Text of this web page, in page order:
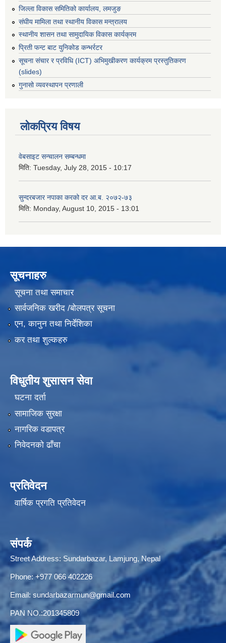
जिल्ला विकास समितिको कार्यालय, लमजुङ
संघीय मामिला तथा स्थानीय विकास मन्त्रालय
स्थानीय शासन तथा सामुदायिक विकास कार्यक्रम
प्रिती फन्ट बाट युनिकोड कन्भर्रटर
सूचना संचार र प्रविधि (ICT) अभिमुखीकरण कार्यक्रम प्रस्तुतिकरण
(slides)
गुनासो व्यवस्थापन प्रणाली
लोकप्रिय विषय
वेबसाइट सन्चालन सम्बन्धमा
मिति: Tuesday, July 28, 2015 - 10:17
सुन्दरबजार नपाका करको दर आ.ब. २०७२-७३
मिति: Monday, August 10, 2015 - 13:01
सूचनाहरु
सूचना तथा समाचार
सार्वजनिक खरीद /बोलपत्र सूचना
एन, कानुन तथा निर्देशिका
कर तथा शुल्कहरु
विधुतीय शुसासन सेवा
घटना दर्ता
सामाजिक सुरक्षा
नागरिक वडापत्र
निवेदनको ढाँचा
प्रतिवेदन
वार्षिक प्रगति प्रतिवेदन
संपर्क
Street Address: Sundarbazar, Lamjung, Nepal
Phone: +977 066 402226
Email: sundarbazarmun@gmail.com
PAN NO.:201345809